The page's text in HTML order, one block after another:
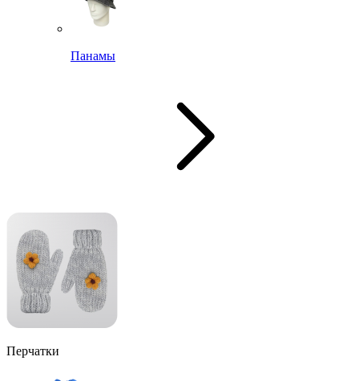
Панамы
Перчатки